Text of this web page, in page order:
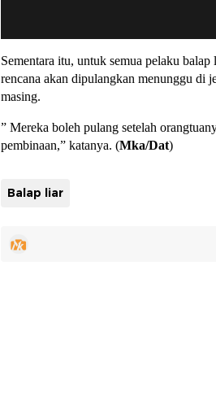
Sementara itu, untuk semua pelaku
rencana akan dipulangkan menunggu di
masing.
” Mereka boleh pulang setelah
pembinaan,” katanya. (Mka/Dat)
Balap liar